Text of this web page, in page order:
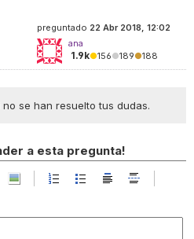
preguntado 22 Abr 2018, 12:02
ana
1.9k●156●189●188
no se han resuelto tus dudas.
a esta pregunta!